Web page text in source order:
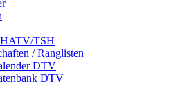
TSH
/ Ranglisten
DTV
DTV